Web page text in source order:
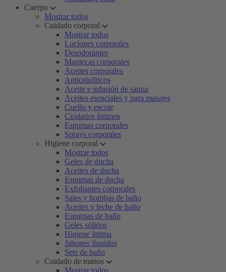
Cuerpo
Mostrar todos
Cuidado corporal
Mostrar todos
Lociones corporales
Desodorantes
Mantecas corporales
Aceites corporales
Anticelulíticos
Aceite e infusión de sauna
Aceites esenciales y para masajes
Cuello y escote
Cuidados íntimos
Espumas corporales
Sprays corporales
Higiene corporal
Mostrar todos
Geles de ducha
Aceites de ducha
Espumas de ducha
Exfoliantes corporales
Sales y bombas de baño
Aceites y leche de baño
Espumas de baño
Geles sólidos
Higiene íntima
Jabones líquidos
Sets de baño
Cuidado de manos
Mostrar todos